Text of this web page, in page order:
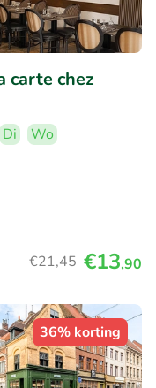
carte chez
Di
Wo
€21,45 €13,90
36% korting